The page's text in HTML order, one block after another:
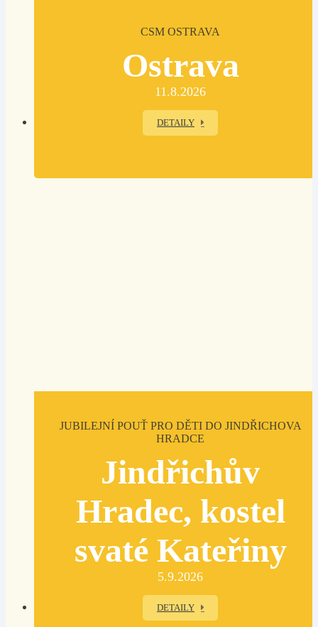
CSM OSTRAVA
Ostrava
11.8.2026
DETAILY
JUBILEJNÍ POUŤ PRO DĚTI DO JINDŘICHOVA
HRADCE
Jindřichův
Hradec, kostel
svaté Kateřiny
5.9.2026
DETAILY